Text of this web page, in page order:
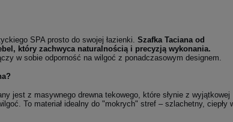
SPA prosto do swojej łazienki. Szafka Taciana od
który zachwyca naturalnością i precyzją wykonania.
w sobie odporność na wilgoć z ponadczasowym designem.
jest z masywnego drewna tekowego, które słynie z wyjątkowej
To materiał idealny do "mokrych" stref – szlachetny, ciepły